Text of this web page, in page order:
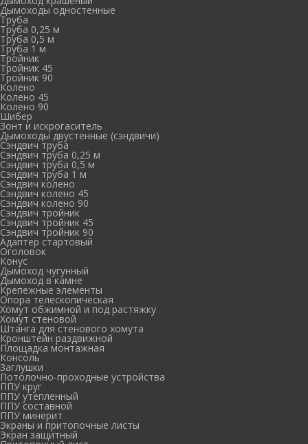
Дымоходы одностенные
Труба
Труба 0,25 м
Труба 0,5 м
Труба 1 м
Тройник
Тройник 45
Тройник 90
Колено
Колено 45
Колено 90
Шибер
Зонт и искрогаситель
Дымоходы двустенные (сэндвичи)
Сэндвич труба
Сэндвич труба 0,25 м
Сэндвич труба 0,5 м
Сэндвич труба 1 м
Сэндвич колено
Сэндвич колено 45
Сэндвич колено 90
Сэндвич тройник
Сэндвич тройник 45
Сэндвич тройник 90
Адаптер стартовый
Оголовок
Конус
Дымоход чугунный
Дымоход в камне
Крепежные элементы
Опора телескопическая
Хомут обжимной и под растяжку
Хомут стеновой
Штанга для стенового хомута
Кронштейн раздвижной
Площадка монтажная
Консоль
Заглушки
Потолочно-проходные устройства
ППУ круг
ППУ утепленный
ППУ составной
ППУ минерит
Экраны и притопочные листы
Экран защитный